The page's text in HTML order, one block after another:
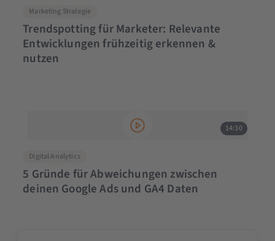
Marketing Strategie
Trendspotting für Marketer: Relevante
Entwicklungen frühzeitig erkennen &
nutzen
14:30
Digital Analytics
5 Gründe für Abweichungen zwischen
deinen Google Ads und GA4 Daten